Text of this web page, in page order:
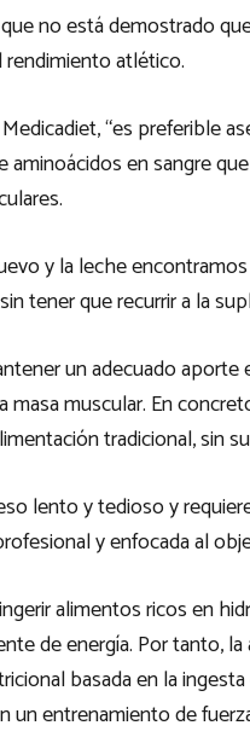
no está demostrado
atlético.
“es preferible
en sangre
y la leche
tener que recurrir a la
un adecuado
muscular. En
tradicional, sin
lento y tedioso y
y enfocada al
alimentos ricos en
de energía. Por tanto,
basada en la
entrenamiento de